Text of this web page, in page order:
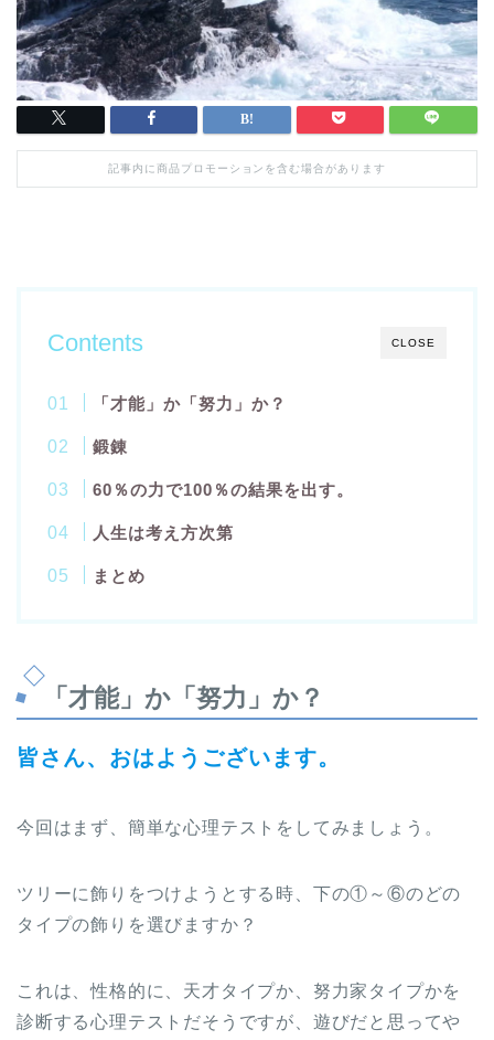
記事内に商品プロモーションを含む場合があります
CLOSE
Contents
「才能」か「努力」か？
鍛錬
60％の力で100％の結果を出す。
人生は考え方次第
まとめ
「才能」か「努力」か？
皆さん、おはようございます。
今回はまず、簡単な心理テストをしてみましょう。
ツリーに飾りをつけようとする時、下の①～⑥のどの
タイプの飾りを選びますか？
これは、性格的に、天才タイプか、努力家タイプかを
診断する心理テストだそうですが、遊びだと思ってや